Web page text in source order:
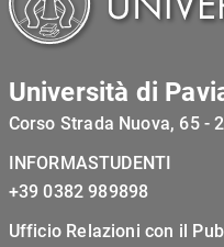
Università di
Corso Strada Nuova, 65 -
INFORMASTUDENTI
+39 0382 989898
Ufficio Relazioni con il